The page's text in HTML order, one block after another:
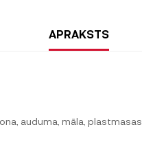
APRAKSTS
auduma, māla,